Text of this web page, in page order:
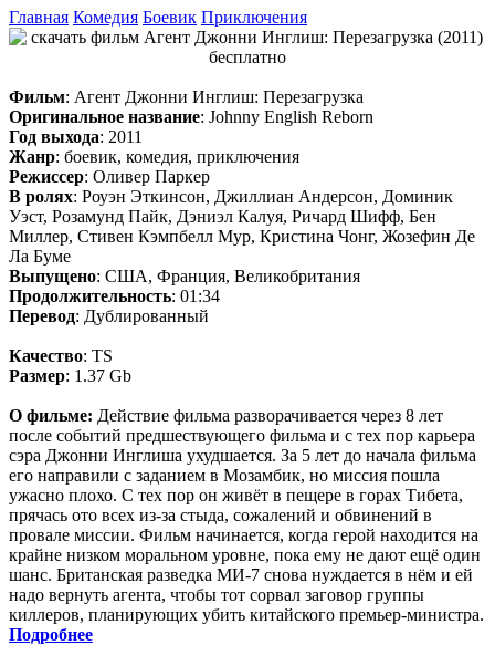
Главная Комедия Боевик Приключения
Фильм: Агент Джонни Инглиш: Перезагрузка
Оригинальное название: Johnny English Reborn
Год выхода: 2011
Жанр: боевик, комедия, приключения
Режиссер: Оливер Паркер
В ролях: Роуэн Эткинсон, Джиллиан Андерсон, Доминик
Уэст, Розамунд Пайк, Дэниэл Калуя, Ричард Шифф, Бен
Миллер, Стивен Кэмпбелл Мур, Кристина Чонг, Жозефин Де
Ла Буме
Выпущено: США, Франция, Великобритания
Продолжительность: 01:34
Перевод: Дублированный
Качество: TS
Размер: 1.37 Gb
О фильме: Действие фильма разворачивается через 8 лет
после событий предшествующего фильма и с тех пор карьера
сэра Джонни Инглиша ухудшается. За 5 лет до начала фильма
его направили с заданием в Мозамбик, но миссия пошла
ужасно плохо. С тех пор он живёт в пещере в горах Тибета,
прячась ото всех из-за стыда, сожалений и обвинений в
провале миссии. Фильм начинается, когда герой находится на
крайне низком моральном уровне, пока ему не дают ещё один
шанс. Британская разведка МИ-7 снова нуждается в нём и ей
надо вернуть агента, чтобы тот сорвал заговор группы
киллеров, планирующих убить китайского премьер-министра.
Подробнее